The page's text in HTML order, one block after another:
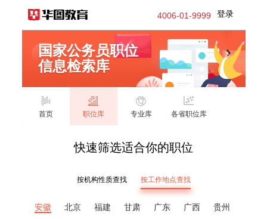
登录
4006-01-9999
国家公务员职位
信息检索库
首页 职位库 专业库 各省职位库
快速筛选适合你的职位
按机构性质查找 按工作地点查找
安徽 北京 福建 甘肃 广东 广西 贵州